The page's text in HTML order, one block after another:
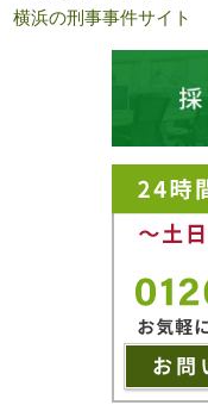
横浜の刑事事件サイト